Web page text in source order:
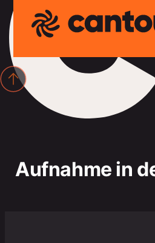
Aufnahme in